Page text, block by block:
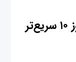
با این ۶ کلید میان‌بر در ویندوز ۱۰ سریع‌تر